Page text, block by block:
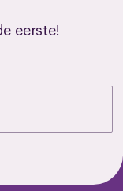
eerste!